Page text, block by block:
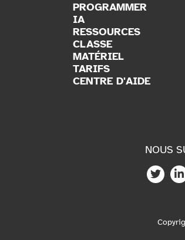
PROGRAMMER
IA
RESSOURCES
CLASSE
MATÉRIEL
TARIFS
CENTRE D'AIDE
NOUS